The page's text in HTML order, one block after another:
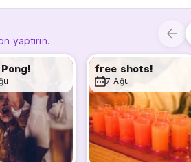
odalar?m?z var. Tüm
güvende tutmak için s?rt
check-in? Panik yapma! ekibimiz 7/
yaptırın.
free shots!
7 Ağu